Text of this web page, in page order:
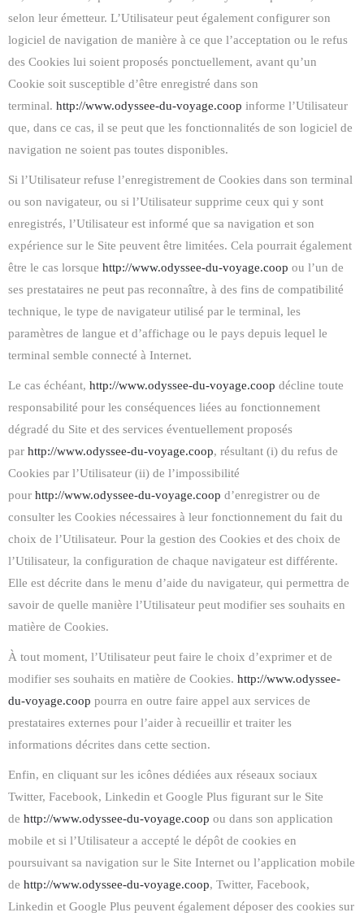
selon leur émetteur. L’Utilisateur peut également configurer son
logiciel de navigation de manière à ce que l’acceptation ou le refus
des Cookies lui soient proposés ponctuellement, avant qu’un
Cookie soit susceptible d’être enregistré dans son
terminal. http://www.odyssee-du-voyage.coop informe l’Utilisateur
que, dans ce cas, il se peut que les fonctionnalités de son logiciel de
navigation ne soient pas toutes disponibles.
Si l’Utilisateur refuse l’enregistrement de Cookies dans son terminal
ou son navigateur, ou si l’Utilisateur supprime ceux qui y sont
enregistrés, l’Utilisateur est informé que sa navigation et son
expérience sur le Site peuvent être limitées. Cela pourrait également
être le cas lorsque http://www.odyssee-du-voyage.coop ou l’un de
ses prestataires ne peut pas reconnaître, à des fins de compatibilité
technique, le type de navigateur utilisé par le terminal, les
paramètres de langue et d’affichage ou le pays depuis lequel le
terminal semble connecté à Internet.
Le cas échéant, http://www.odyssee-du-voyage.coop décline toute
responsabilité pour les conséquences liées au fonctionnement
dégradé du Site et des services éventuellement proposés
par http://www.odyssee-du-voyage.coop, résultant (i) du refus de
Cookies par l’Utilisateur (ii) de l’impossibilité
pour http://www.odyssee-du-voyage.coop d’enregistrer ou de
consulter les Cookies nécessaires à leur fonctionnement du fait du
choix de l’Utilisateur. Pour la gestion des Cookies et des choix de
l’Utilisateur, la configuration de chaque navigateur est différente.
Elle est décrite dans le menu d’aide du navigateur, qui permettra de
savoir de quelle manière l’Utilisateur peut modifier ses souhaits en
matière de Cookies.
À tout moment, l’Utilisateur peut faire le choix d’exprimer et de
modifier ses souhaits en matière de Cookies. http://www.odyssee-
du-voyage.coop pourra en outre faire appel aux services de
prestataires externes pour l’aider à recueillir et traiter les
informations décrites dans cette section.
Enfin, en cliquant sur les icônes dédiées aux réseaux sociaux
Twitter, Facebook, Linkedin et Google Plus figurant sur le Site
de http://www.odyssee-du-voyage.coop ou dans son application
mobile et si l’Utilisateur a accepté le dépôt de cookies en
poursuivant sa navigation sur le Site Internet ou l’application mobile
de http://www.odyssee-du-voyage.coop, Twitter, Facebook,
Linkedin et Google Plus peuvent également déposer des cookies sur